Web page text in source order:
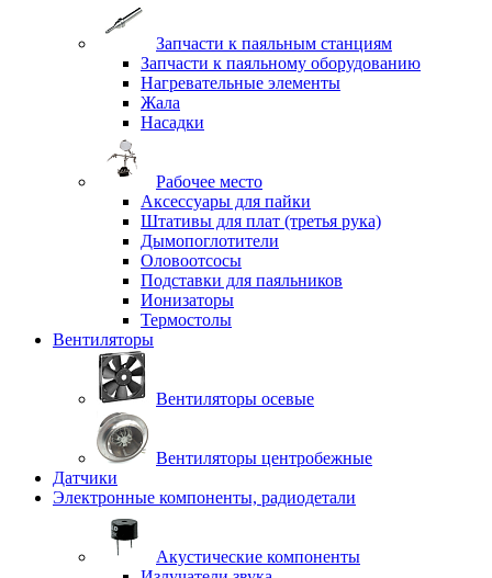
Запчасти к паяльным станциям
Запчасти к паяльному оборудованию
Нагревательные элементы
Жала
Насадки
Рабочее место
Аксессуары для пайки
Штативы для плат (третья рука)
Дымопоглотители
Оловоотсосы
Подставки для паяльников
Ионизаторы
Термостолы
Вентиляторы
Вентиляторы осевые
Вентиляторы центробежные
Датчики
Электронные компоненты, радиодетали
Акустические компоненты